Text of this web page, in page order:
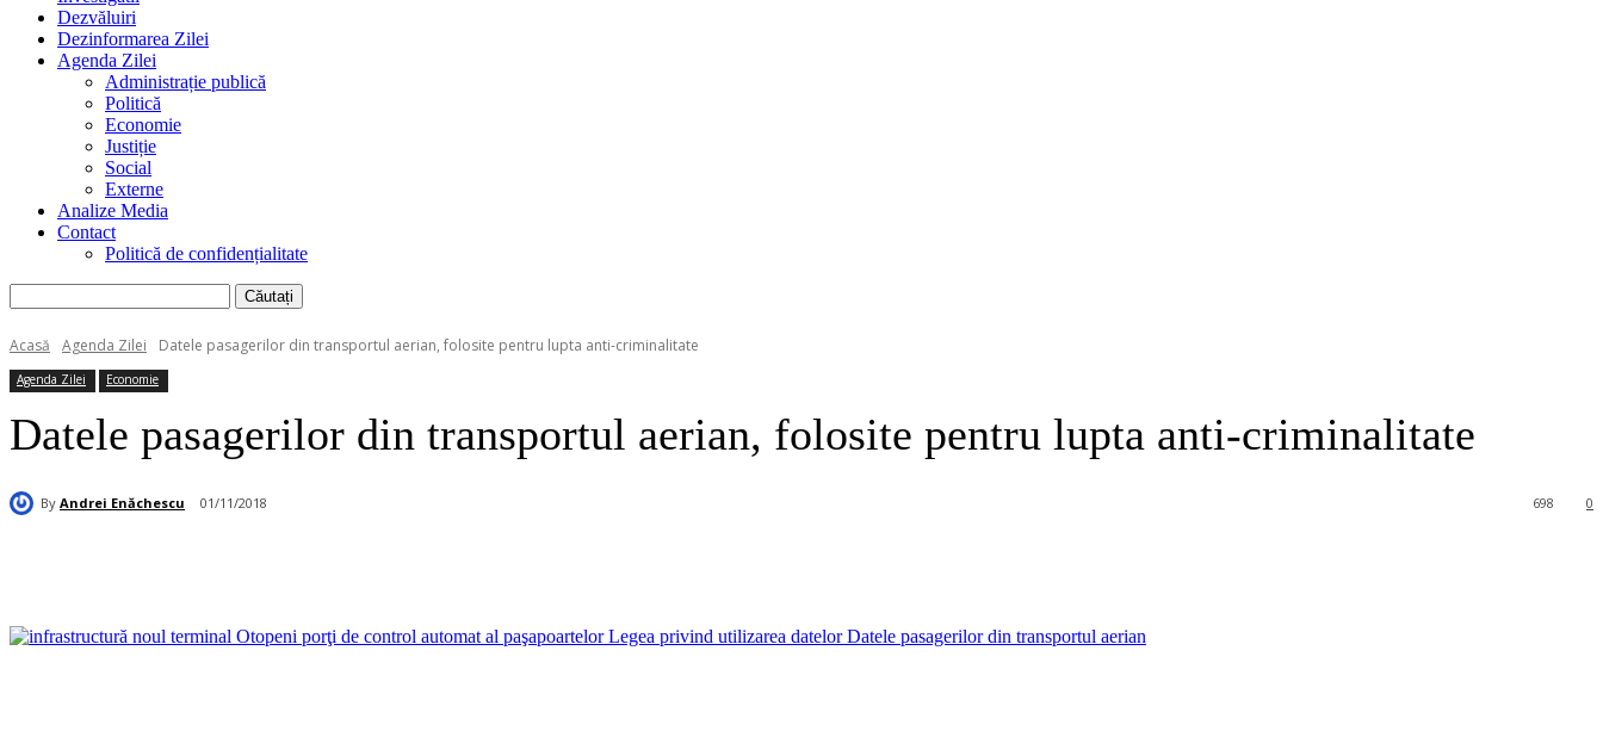
Dezvăluiri
Dezinformarea Zilei
Agenda Zilei
Administrație publică
Politică
Economie
Justiție
Social
Externe
Analize Media
Contact
Politică de confidențialitate
Acasă Agenda Zilei Datele pasagerilor din transportul aerian, folosite pentru lupta anti-criminalitate
Agenda Zilei Economie
Datele pasagerilor din transportul aerian, folosite pentru lupta anti-criminalitate
By Andrei Enăchescu 01/11/2018 0
698